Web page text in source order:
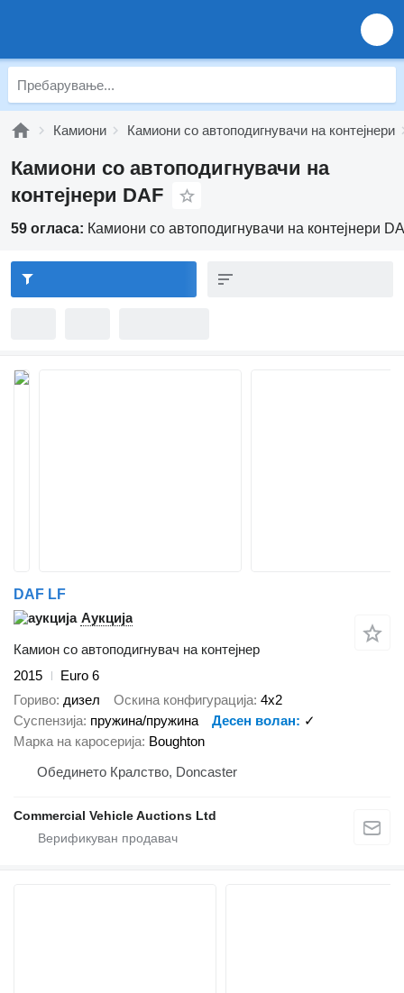
Камиони Камиони со автоподигнувачи на контејнери
Камиони со автоподигнувачи на
контејнери DAF
59 огласа: Камиони со автоподигнувачи на контејнери
DAF LF
Аукција
Камион со автоподигнувач на контејнер
2015
Euro 6
Гориво дизел Оскина конфигурација 4x2
Суспензија пружина/пружина Десен волан
✓
Марка на каросерија Boughton
Обединето Кралство, Doncaster
Commercial Vehicle Auctions Ltd